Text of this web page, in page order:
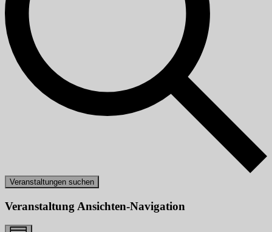
Veranstaltungen suchen
Veranstaltung Ansichten-Navigation